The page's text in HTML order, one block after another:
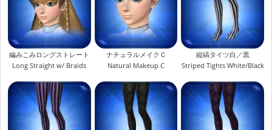
編みこみロングストレート
Long Straight w/ Braids
ナチュラルメイクＣ
Natural Makeup C
縦縞タイツ白／黒
Striped Tights White/Black